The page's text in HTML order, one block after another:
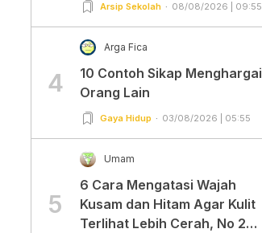
Arsip Sekolah 08/08/2026 | 09:55
4
Arga Fica
10 Contoh Sikap Menghargai
Orang Lain
Gaya Hidup 03/08/2026 | 05:55
5
Umam
6 Cara Mengatasi Wajah
Kusam dan Hitam Agar Kulit
Terlihat Lebih Cerah, No 2